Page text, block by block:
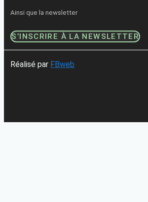
Ainsi que la newsletter
S’INSCRIRE À LA NEWSLETTER
Réalisé par FBweb